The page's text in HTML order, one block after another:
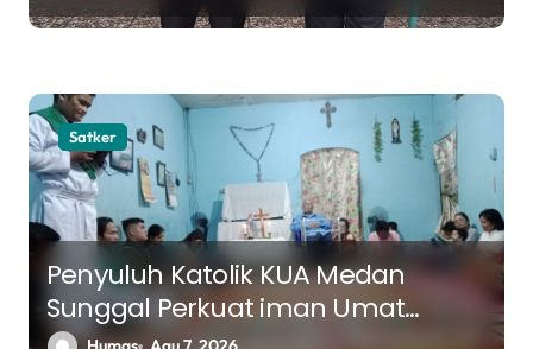
Satker
Penyuluh Katolik KUA Medan
Sunggal Perkuat iman Umat